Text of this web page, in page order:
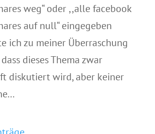
weg“ oder ,,alle facebook
auf null“ eingegeben
ich zu meiner Überraschung
dieses Thema zwar
diskutiert wird, aber keiner